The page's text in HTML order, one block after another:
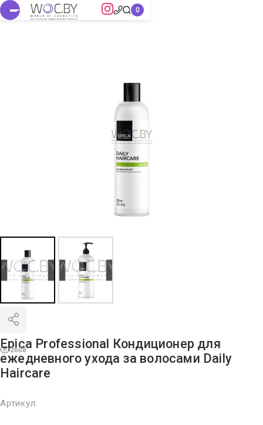
2608
Epica Professional Кондиционер для
ежедневного ухода за волосами Daily
Haircare
Артикул: